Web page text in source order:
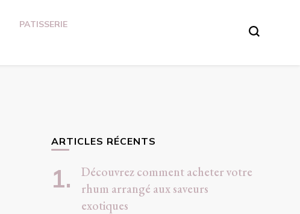
PATISSERIE
ARTICLES RÉCENTS
Découvrez comment acheter votre
rhum arrangé aux saveurs
exotiques